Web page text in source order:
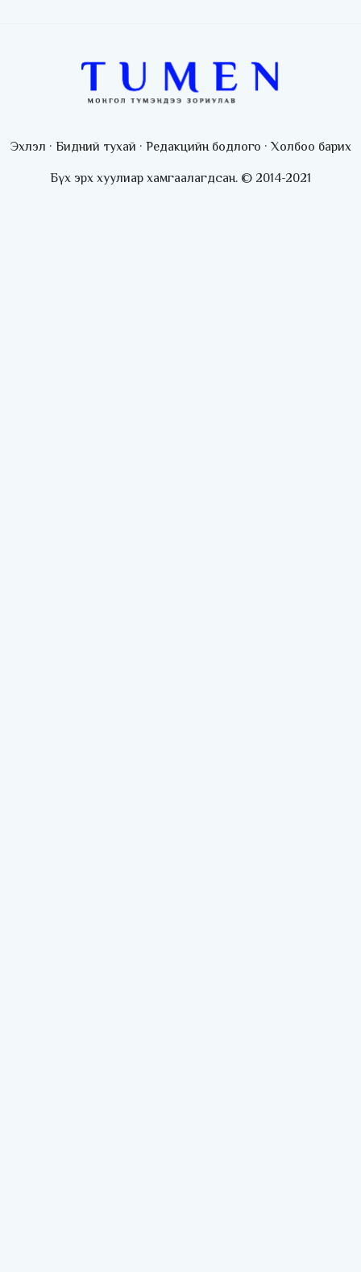
Эхлэл · Бидний тухай · Редакцийн бодлого ·Холбоо барих
Бүх эрх хуулиар хамгаалагдсан. © 2014-2021